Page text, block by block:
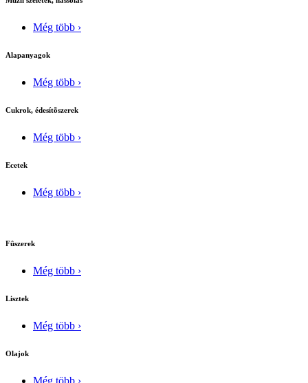
Még több ›
Alapanyagok
Még több ›
Cukrok, édesítõszerek
Még több ›
Ecetek
Még több ›
Fûszerek
Még több ›
Lisztek
Még több ›
Olajok
Még több ›